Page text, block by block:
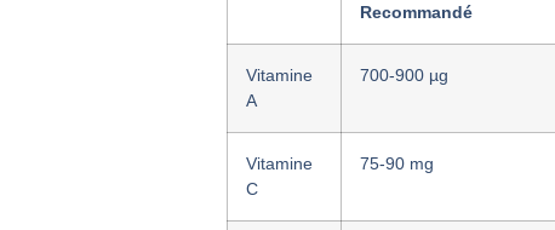
Recommandé
Vitamine
A
700-900 µg
Vitamine
C
75-90 mg